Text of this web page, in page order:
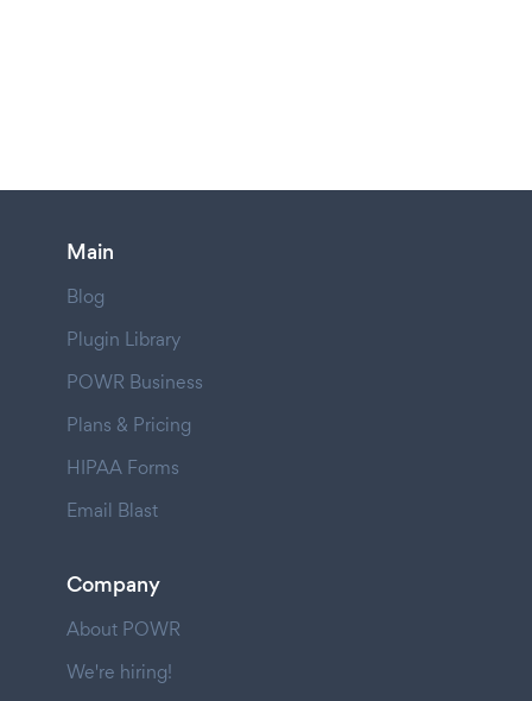
Main
Blog
Plugin Library
POWR Business
Plans & Pricing
HIPAA Forms
Email Blast
Company
About POWR
We're hiring!